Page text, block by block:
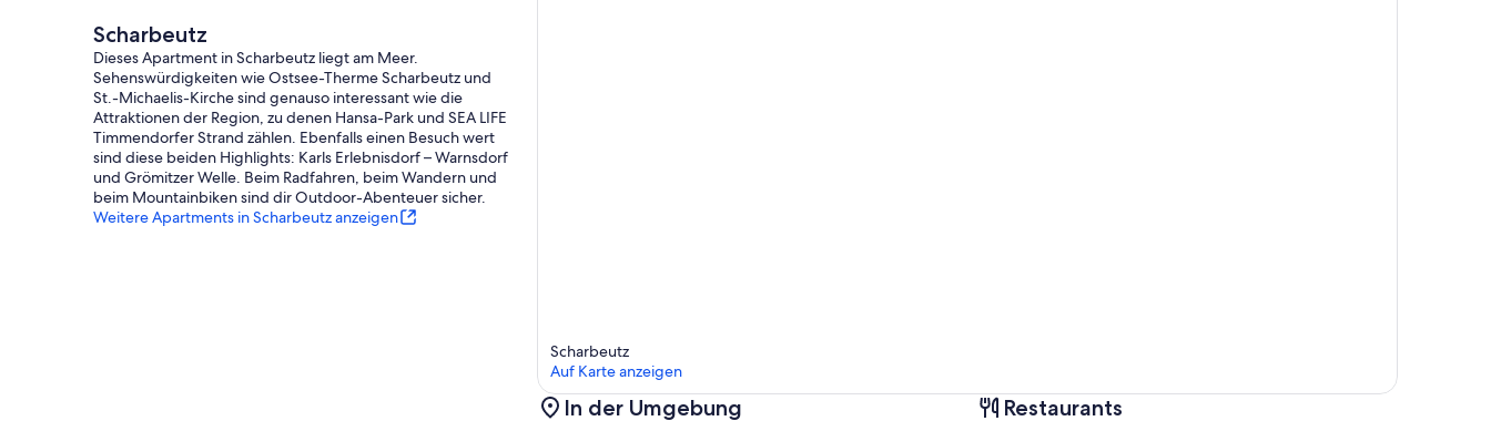
Scharbeutz
Dieses Apartment in Scharbeutz liegt am Meer.
Sehenswürdigkeiten wie Ostsee-Therme Scharbeutz und
St.-Michaelis-Kirche sind genauso interessant wie die
Attraktionen der Region, zu denen Hansa-Park und SEA LIFE
Timmendorfer Strand zählen. Ebenfalls einen Besuch wert
sind diese beiden Highlights: Karls Erlebnisdorf – Warnsdorf
und Grömitzer Welle. Beim Radfahren, beim Wandern und
beim Mountainbiken sind dir Outdoor-Abenteuer sicher.
Weitere Apartments in Scharbeutz anzeigen
Scharbeutz
Auf Karte anzeigen
In der Umgebung Restaurants